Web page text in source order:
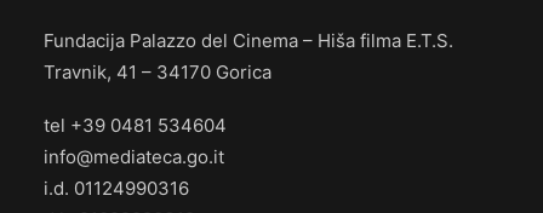
Fundacija Palazzo del Cinema – Hiša filma E.T.S.
Travnik, 41 – 34170 Gorica
tel +39 0481 534604
info@mediateca.go.it
i.d. 01124990316